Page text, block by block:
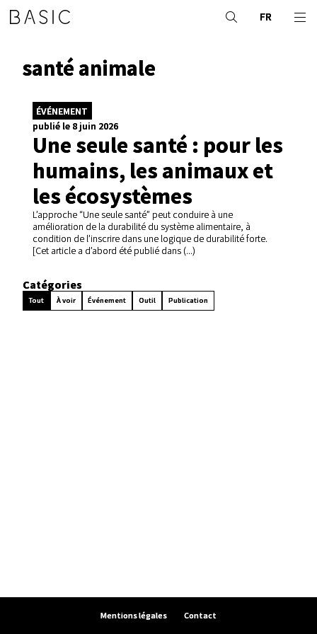
FR
santé animale
ÉVÉNEMENT
publié le 8 juin 2026
Une seule santé : pour les
humains, les animaux et
les écosystèmes
L’approche “Une seule santé” peut conduire à une
amélioration de la durabilité du système alimentaire, à
condition de l’inscrire dans une logique de durabilité forte.
[Cet article a d’abord été publié dans (...)
Catégories
Tout À voir Événement Outil Publication
Mentions légales Contact